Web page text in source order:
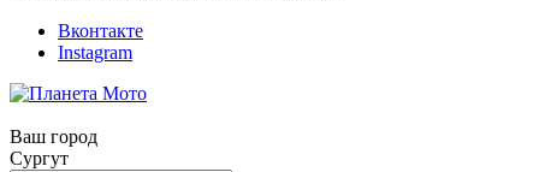
Вконтакте
Instagram
Ваш город
Сургут